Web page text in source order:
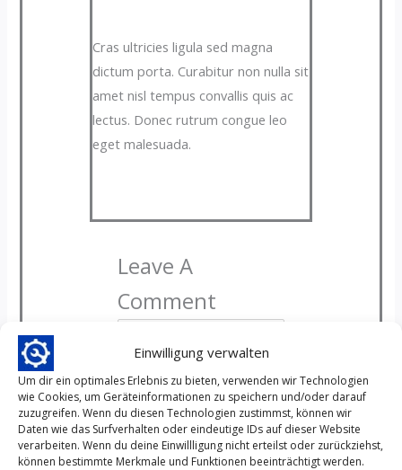
Einwilligung verwalten
Um dir ein optimales Erlebnis zu bieten, verwenden wir Technologien
wie Cookies, um Geräteinformationen zu speichern und/oder darauf
zuzugreifen. Wenn du diesen Technologien zustimmst, können wir
Daten wie das Surfverhalten oder eindeutige IDs auf dieser Website
verarbeiten. Wenn du deine Einwillligung nicht erteilst oder zurückziehst,
können bestimmte Merkmale und Funktionen beeinträchtigt werden.
Cras ultricies ligula sed magna
dictum porta. Curabitur non nulla sit
amet nisl tempus convallis quis ac
lectus. Donec rutrum congue leo
eget malesuada.
Leave A
Comment